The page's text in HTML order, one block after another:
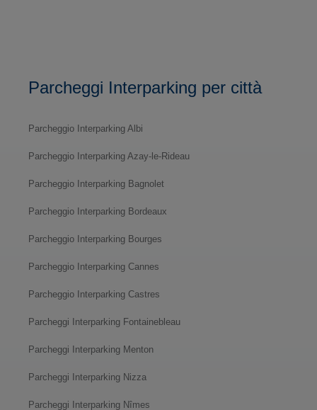
Parcheggi Interparking per città
Parcheggio Interparking Albi
Parcheggio Interparking Azay-le-Rideau
Parcheggio Interparking Bagnolet
Parcheggio Interparking Bordeaux
Parcheggio Interparking Bourges
Parcheggio Interparking Cannes
Parcheggio Interparking Castres
Parcheggi Interparking Fontainebleau
Parcheggi Interparking Menton
Parcheggi Interparking Nizza
Parcheggi Interparking Nîmes